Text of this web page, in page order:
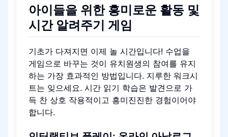
아이들을 위한 흥미로운 활동 및
시간 알려주기 게임
기초가 다져지면 이제 놀 시간입니다! 수업을
게임으로 바꾸는 것이 유치원생의 참여를 유지
하는 가장 효과적인 방법입니다. 지루한 워크시
트는 잊으세요. 시간 읽기 학습은 발견으로 가
득 찬 상호 작용적이고 흥미진진한 경험이어야
합니다.